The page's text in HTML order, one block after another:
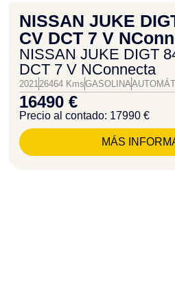
NISSAN JUKE
CV DCT 7 V
NISSAN JUKE DIGT
DCT 7 V NConnecta
202126464 KmsGASOLINA
16490 €
Precio al contado: 17990 €
MÁS